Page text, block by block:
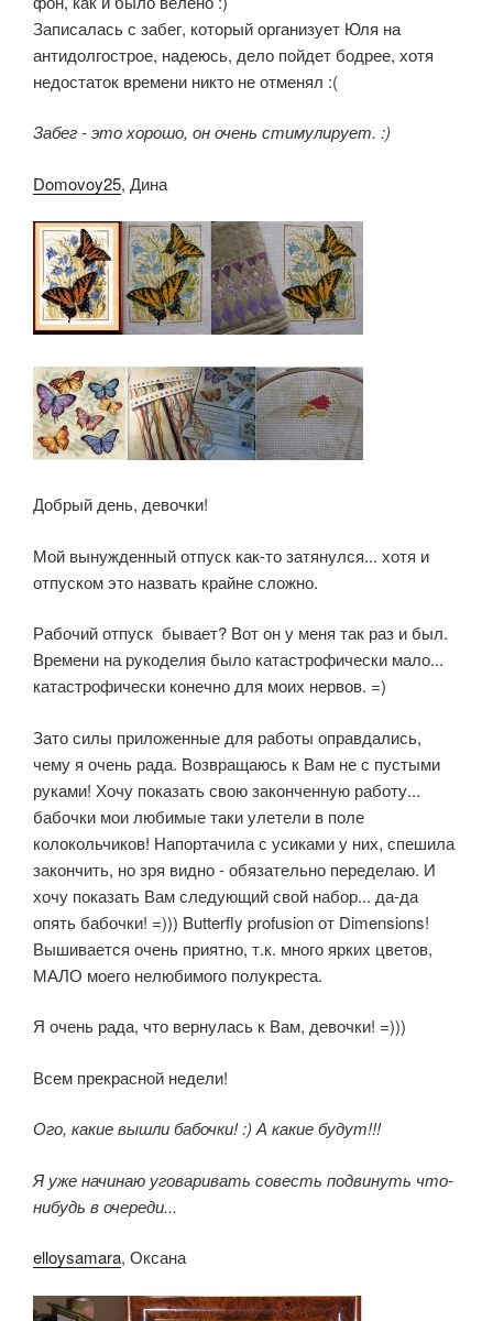
Записалась с забег, который организует Юля на
антидолгострое, надеюсь, дело пойдет бодрее, хотя
недостаток времени никто не отменял :(
Забег - это хорошо, он очень стимулирует. :)
Domovoy25, Дина
Добрый день, девочки!
Мой вынужденный отпуск как-то затянулся... хотя и
отпуском это назвать крайне сложно.
Рабочий отпуск бывает? Вот он у меня так раз и был.
Времени на рукоделия было катастрофически мало...
катастрофически конечно для моих нервов. =)
Зато силы приложенные для работы оправдались,
чему я очень рада. Возвращаюсь к Вам не с пустыми
руками! Хочу показать свою законченную работу...
бабочки мои любимые таки улетели в поле
колокольчиков! Напортачила с усиками у них, спешила
закончить, но зря видно - обязательно переделаю. И
хочу показать Вам следующий свой набор... да-да
опять бабочки! =))) Butterfly profusion от Dimensions!
Вышивается очень приятно, т.к. много ярких цветов,
МАЛО моего нелюбимого полукреста.
Я очень рада, что вернулась к Вам, девочки! =)))
Всем прекрасной недели!
Ого, какие вышли бабочки! :) А какие будут!!!
Я уже начинаю уговаривать совесть подвинуть что-
нибудь в очереди...
elloysamara, Оксана